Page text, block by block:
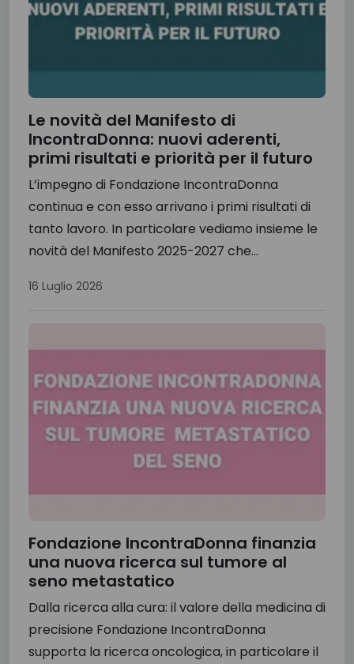
Le novità del Manifesto di
IncontraDonna: nuovi aderenti,
primi risultati e priorità per il futuro
L’impegno di Fondazione IncontraDonna
continua e con esso arrivano i primi risultati di
tanto lavoro. In particolare vediamo insieme le
novità del Manifesto 2025-2027 che...
16 Luglio 2026
Fondazione IncontraDonna finanzia
una nuova ricerca sul tumore al
seno metastatico
Dalla ricerca alla cura: il valore della medicina di
precisione Fondazione IncontraDonna
supporta la ricerca oncologica, in particolare il